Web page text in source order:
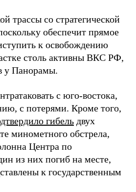
трассы со стратегической
обеспечит прямое
к освобождению
столь активны ВКС РФ,
у Панорамы.
с юго-востока,
с потерями. Кроме того,
гибель двух
минометного обстрела,
Центра по
из них погиб на месте,
к государственным